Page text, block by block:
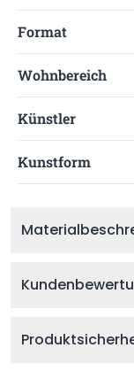
Format
Wohnbereich
Künstler
Kunstform